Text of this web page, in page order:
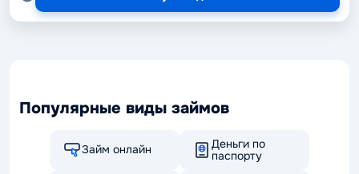
Популярные виды займов
Займ онлайн
Деньги по
паспорту